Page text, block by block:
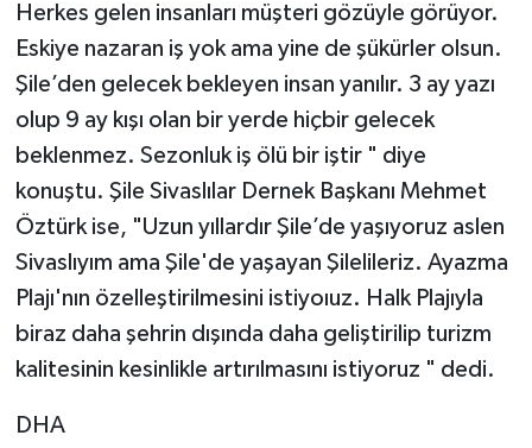
Herkes gelen insanları müşteri gözüyle görüyor.
Eskiye nazaran iş yok ama yine de şükürler olsun.
Şile’den gelecek bekleyen insan yanılır. 3 ay yazı
olup 9 ay kışı olan bir yerde hiçbir gelecek
beklenmez. Sezonluk iş ölü bir iştir " diye
konuştu. Şile Sivaslılar Dernek Başkanı Mehmet
Öztürk ise, "Uzun yıllardır Şile’de yaşıyoruz aslen
Sivaslıyım ama Şile'de yaşayan Şilelileriz. Ayazma
Plajı'nın özelleştirilmesini istiyoıuz. Halk Plajıyla
biraz daha şehrin dışında daha geliştirilip turizm
kalitesinin kesinlikle artırılmasını istiyoruz " dedi.
DHA